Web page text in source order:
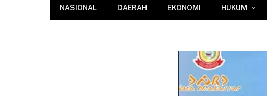
NASIONAL DAERAH EKONOMI HUKUM